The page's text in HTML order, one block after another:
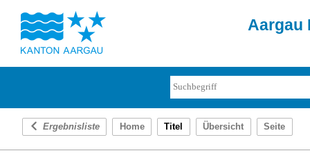
Aargau
Ergebnisliste Home Titel Übersicht Seite